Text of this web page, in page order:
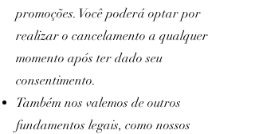
promoções. Você poderá optar por
realizar o cancelamento a qualquer
momento após ter dado seu
consentimento.
Também nos valemos de outros
fundamentos legais, como nossos